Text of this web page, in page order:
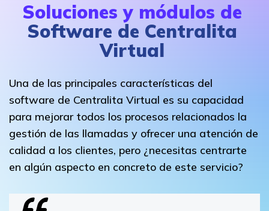
Soluciones y módulos de
Software de Centralita
Virtual
Una de las principales características del
software de Centralita Virtual es su capacidad
para mejorar todos los procesos relacionados la
gestión de las llamadas y ofrecer una atención de
calidad a los clientes, pero ¿necesitas centrarte
en algún aspecto en concreto de este servicio?